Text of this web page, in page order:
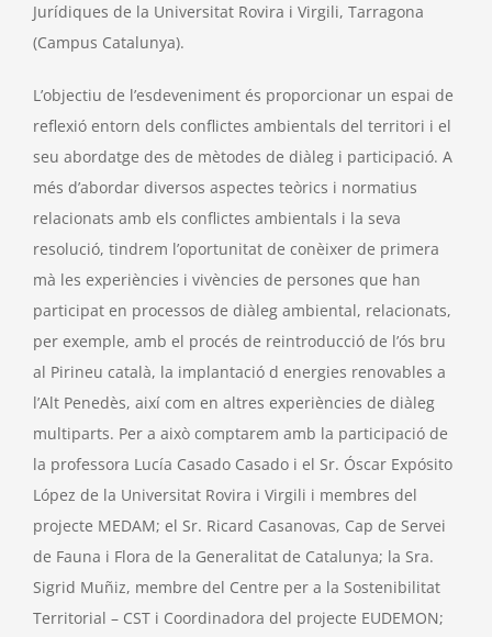
Jurídiques de la Universitat Rovira i Virgili, Tarragona
(Campus Catalunya).
L’objectiu de l’esdeveniment és proporcionar un espai de
reflexió entorn dels conflictes ambientals del territori i el
seu abordatge des de mètodes de diàleg i participació. A
més d’abordar diversos aspectes teòrics i normatius
relacionats amb els conflictes ambientals i la seva
resolució, tindrem l’oportunitat de conèixer de primera
mà les experiències i vivències de persones que han
participat en processos de diàleg ambiental, relacionats,
per exemple, amb el procés de reintroducció de l’ós bru
al Pirineu català, la implantació d energies renovables a
l’Alt Penedès, així com en altres experiències de diàleg
multiparts. Per a això comptarem amb la participació de
la professora Lucía Casado Casado i el Sr. Óscar Expósito
López de la Universitat Rovira i Virgili i membres del
projecte MEDAM; el Sr. Ricard Casanovas, Cap de Servei
de Fauna i Flora de la Generalitat de Catalunya; la Sra.
Sigrid Muñiz, membre del Centre per a la Sostenibilitat
Territorial – CST i Coordinadora del projecte EUDEMON;